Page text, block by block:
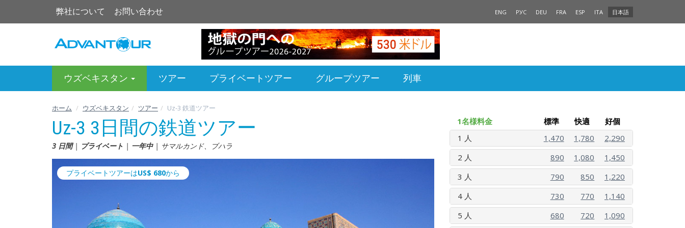
弊社について お問い合わせ ENG РУС DEU FRA ESP ITA 日本語
ウズベキスタン ツアー プライベートツアー グループツアー 列車
ホーム ウズベキスタン ツアー Uz-3 鉄道ツアー
Uz-3 3日間の鉄道ツアー
3 日間| プライベート | 一年中| サマルカンド、ブハラ
プライベートツアーはUS$ 680から
1名様料金 標準 快適
好個
1 人
1,470 1,780
2,290
2 人
890 1,080
1,450
3 人
790 850
1,220
4 人
730 770
1,140
5 人
680 720 1,090